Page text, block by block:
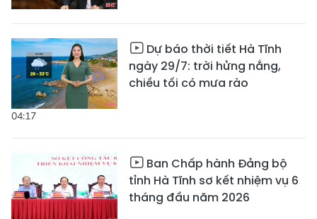
04:17
Dự báo thời tiết Hà Tĩnh
ngày 29/7: trời hửng nắng,
chiều tối có mưa rào
Ban Chấp hành Đảng bộ
tỉnh Hà Tĩnh sơ kết nhiệm vụ 6
tháng đầu năm 2026